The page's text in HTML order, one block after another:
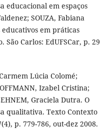
educacional em espaços
SOUZA, Fabiana
educativos em práticas
São Carlos: EdUFSCar, p. 29
Lúcia Colomé;
Izabel Cristina;
Graciela Dutra. O
qualitativa. Texto Contexto
p. 779-786, out-dez 2008.